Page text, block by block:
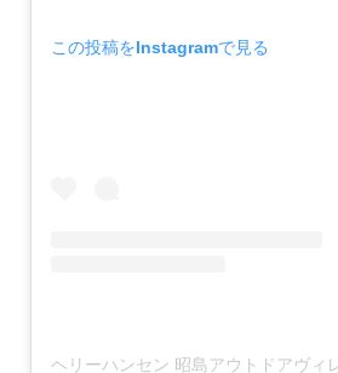
この投稿をInstagramで見る